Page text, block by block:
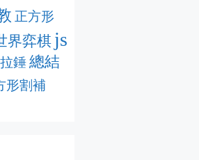
正方形
界弈棋 js
錘總結
形割補